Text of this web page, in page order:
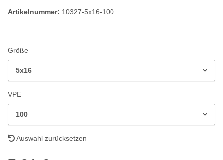
Artikelnummer: 10327-5x16-100
Größe
5x16
VPE
100
Auswahl zurücksetzen